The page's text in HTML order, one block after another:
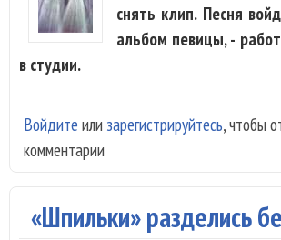
снять клип. Песня
альбом певицы, -
в студии.
Войдите или зарегистрируйтесь, чтобы
комментарии
«Шпильки» разделись